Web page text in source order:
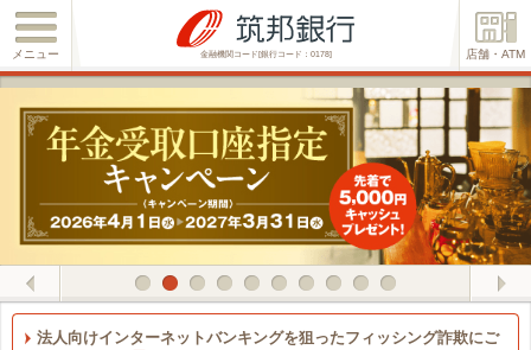
金融機関コード[銀行コード：0178]
メニュー 店舗・ATM
法人向けインターネットバンキングを狙ったフィッシング詐欺にご